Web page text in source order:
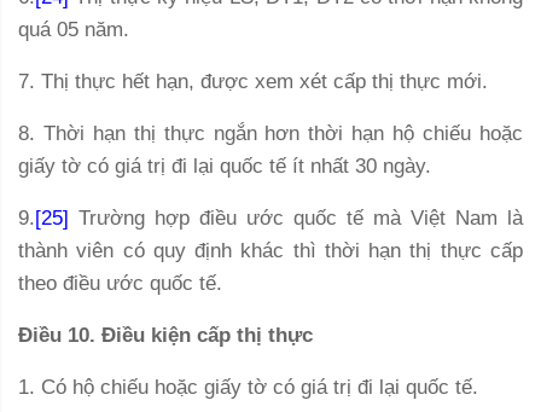
quá 05 năm.
7. Thị thực hết hạn, được xem xét cấp thị thực mới.
8. Thời hạn thị thực ngắn hơn thời hạn hộ chiếu hoặc
giấy tờ có giá trị đi lại quốc tế ít nhất 30 ngày.
9.[25] Trường hợp điều ước quốc tế mà Việt Nam là
thành viên có quy định khác thì thời hạn thị thực cấp
theo điều ước quốc tế.
Điều 10. Điều kiện cấp thị thực
1. Có hộ chiếu hoặc giấy tờ có giá trị đi lại quốc tế.